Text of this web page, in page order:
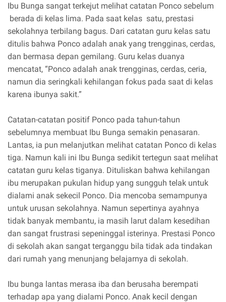
Ibu Bunga sangat terkejut melihat catatan Ponco sebelum
berada di kelas lima. Pada saat kelas satu, prestasi
sekolahnya terbilang bagus. Dari catatan guru kelas satu
ditulis bahwa Ponco adalah anak yang trengginas, cerdas,
dan bermasa depan gemilang. Guru kelas duanya
mencatat, “Ponco adalah anak trengginas, cerdas, ceria,
namun dia seringkali kehilangan fokus pada saat di kelas
karena ibunya sakit.”
Catatan-catatan positif Ponco pada tahun-tahun
sebelumnya membuat Ibu Bunga semakin penasaran.
Lantas, ia pun melanjutkan melihat catatan Ponco di kelas
tiga. Namun kali ini Ibu Bunga sedikit tertegun saat melihat
catatan guru kelas tiganya. Dituliskan bahwa kehilangan
ibu merupakan pukulan hidup yang sungguh telak untuk
dialami anak sekecil Ponco. Dia mencoba semampunya
untuk urusan sekolahnya. Namun sepertinya ayahnya
tidak banyak membantu, ia masih larut dalam kesedihan
dan sangat frustrasi sepeninggal isterinya. Prestasi Ponco
di sekolah akan sangat terganggu bila tidak ada tindakan
dari rumah yang menunjang belajarnya di sekolah.
Ibu bunga lantas merasa iba dan berusaha berempati
terhadap apa yang dialami Ponco. Anak kecil dengan